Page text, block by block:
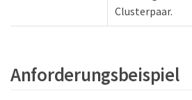
Clusterpaar.
Anforderungsbeispiel